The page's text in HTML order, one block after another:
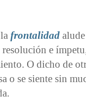
frontalidad
e
O dicho de
o se siente sin